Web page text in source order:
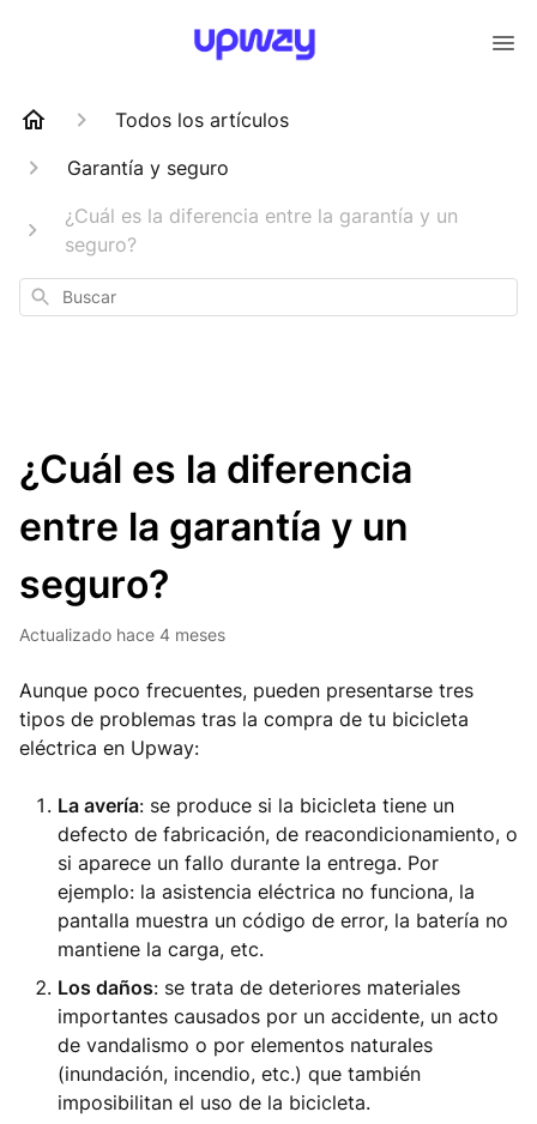
Todos los artículos
Garantía y seguro
¿Cuál es la diferencia entre la garantía y un
seguro?
Buscar
¿Cuál es la diferencia
entre la garantía y un
seguro?
Actualizado hace 4 meses
Aunque poco frecuentes, pueden presentarse tres
tipos de problemas tras la compra de tu bicicleta
eléctrica en Upway:
La avería: se produce si la bicicleta tiene un
defecto de fabricación, de reacondicionamiento, o
si aparece un fallo durante la entrega. Por
ejemplo: la asistencia eléctrica no funciona, la
pantalla muestra un código de error, la batería no
mantiene la carga, etc.
Los daños: se trata de deteriores materiales
importantes causados por un accidente, un acto
de vandalismo o por elementos naturales
(inundación, incendio, etc.) que también
imposibilitan el uso de la bicicleta.